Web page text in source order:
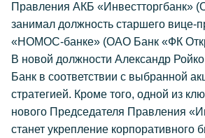
Правления АКБ «Инвестторгбанк»
занимал должность старшего вице-
«НОМОС-банке» (ОАО Банк «ФК
В новой должности Александр Ройко
Банк в соответствии с выбранной
стратегией. Кроме того, одной из
нового Председателя Правления
станет укрепление корпоративного